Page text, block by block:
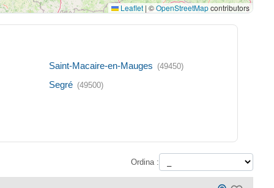
Leaflet | ©OpenStreetMapcontributors
Saint-Macaire-en-Mauges (49450)
Segré (49500)
Ordina :